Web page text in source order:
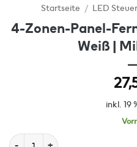
Startseite / LED
4-Zonen-Panel-
Weiß |
inkl. 19
4-Zonen-Panel-Fernbedienung |